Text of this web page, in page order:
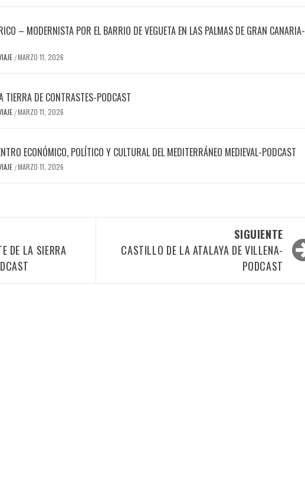
– MODERNISTA POR EL BARRIO DE VEGUETA EN LAS PALMAS DE GRAN CANARIA-
/MARZO 11, 2026
TIERRA DE CONTRASTES-PODCAST
/MARZO 11, 2026
ECONÓMICO, POLÍTICO Y CULTURAL DEL MEDITERRÁNEO MEDIEVAL-PODCAST
/MARZO 11, 2026
DE LA SIERRA
SIGUIENTE
CASTILLO DE LA ATALAYA DE VILLENA-
PODCAST